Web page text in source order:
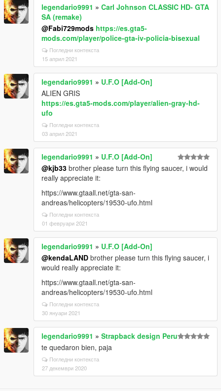
legendario9991 » Carl Johnson CLASSIC HD- GTA
SA (remake)
@Fabi729mods https://es.gta5-
mods.com/player/police-gta-iv-policia-bisexual
Погледни контекста
15 април 2021
legendario9991 » U.F.O [Add-On]
ALIEN GRIS
https://es.gta5-mods.com/player/alien-gray-hd-
ufo
Погледни контекста
03 април 2021
legendario9991 » U.F.O [Add-On]
@kjb33 brother please turn this flying saucer, i would
really appreciate it:
https://www.gtaall.net/gta-san-
andreas/helicopters/19530-ufo.html
Погледни контекста
01 февруари 2021
legendario9991 » U.F.O [Add-On]
@kendaLAND brother please turn this flying saucer, i
would really appreciate it:
https://www.gtaall.net/gta-san-
andreas/helicopters/19530-ufo.html
Погледни контекста
30 януари 2021
legendario9991 » Strapback design Peru
te quedaron bien, paja
Погледни контекста
27 декември 2020